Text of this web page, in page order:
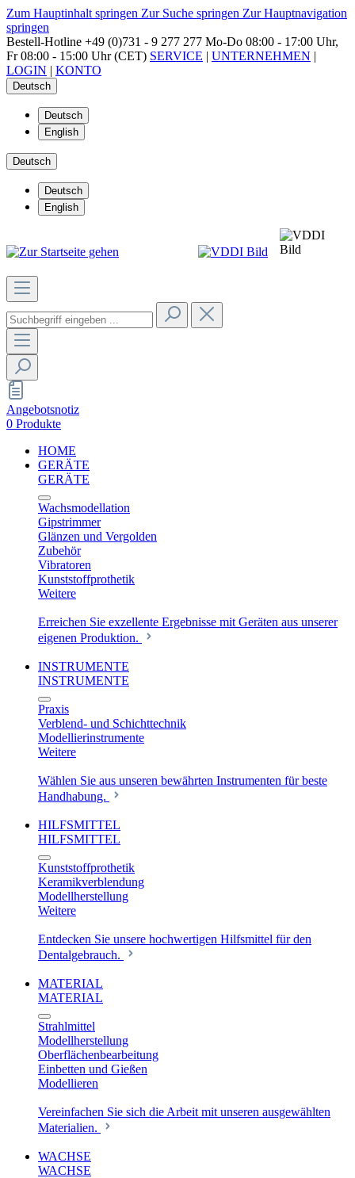
Zum Hauptinhalt springen Zur Suche springen Zur Hauptnavigation
springen
Bestell-Hotline +49 (0)731 - 9 277 277 Mo-Do 08:00 - 17:00 Uhr,
Fr 08:00 - 15:00 Uhr (CET) SERVICE | UNTERNEHMEN |
LOGIN | KONTO
Deutsch
Deutsch
English
Deutsch
Deutsch
English
Angebotsnotiz
0 Produkte
HOME
GERÄTE
GERÄTE
Wachsmodellation
Gipstrimmer
Glänzen und Vergolden
Zubehör
Vibratoren
Kunststoffprothetik
Weitere
Erreichen Sie exzellente Ergebnisse mit Geräten aus unserer
eigenen Produktion.
INSTRUMENTE
INSTRUMENTE
Praxis
Verblend- und Schichttechnik
Modellierinstrumente
Weitere
Wählen Sie aus unseren bewährten Instrumenten für beste
Handhabung.
HILFSMITTEL
HILFSMITTEL
Kunststoffprothetik
Keramikverblendung
Modellherstellung
Weitere
Entdecken Sie unsere hochwertigen Hilfsmittel für den
Dentalgebrauch.
MATERIAL
MATERIAL
Strahlmittel
Modellherstellung
Oberflächenbearbeitung
Einbetten und Gießen
Modellieren
Vereinfachen Sie sich die Arbeit mit unseren ausgewählten
Materialien.
WACHSE
WACHSE